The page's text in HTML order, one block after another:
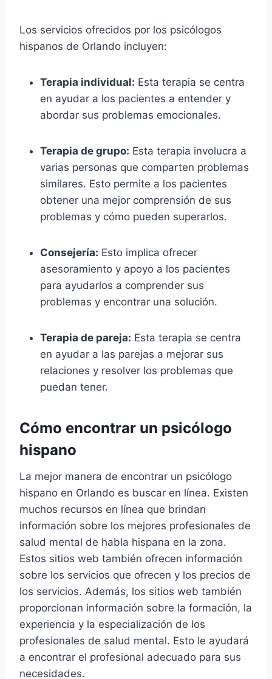
Los servicios ofrecidos por los psicólogos
hispanos de Orlando incluyen:
Terapia individual: Esta terapia se centra
en ayudar a los pacientes a entender y
abordar sus problemas emocionales.
Terapia de grupo: Esta terapia involucra a
varias personas que comparten problemas
similares. Esto permite a los pacientes
obtener una mejor comprensión de sus
problemas y cómo pueden superarlos.
Consejería: Esto implica ofrecer
asesoramiento y apoyo a los pacientes
para ayudarlos a comprender sus
problemas y encontrar una solución.
Terapia de pareja: Esta terapia se centra
en ayudar a las parejas a mejorar sus
relaciones y resolver los problemas que
puedan tener.
Cómo encontrar un psicólogo
hispano
La mejor manera de encontrar un psicólogo
hispano en Orlando es buscar en línea. Existen
muchos recursos en línea que brindan
información sobre los mejores profesionales de
salud mental de habla hispana en la zona.
Estos sitios web también ofrecen información
sobre los servicios que ofrecen y los precios de
los servicios. Además, los sitios web también
proporcionan información sobre la formación, la
experiencia y la especialización de los
profesionales de salud mental. Esto le ayudará
a encontrar el profesional adecuado para sus
necesidades.